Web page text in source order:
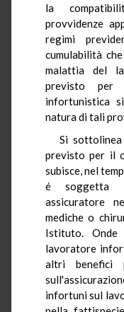
la
provvidenze
regimi
cumulabilità
malattia del
previsto
infortunistica
natura di tali
Si
previsto per il
subisce, nel
é soggetta
assicuratore
mediche o
Istituto.
lavoratore
altri benefici
infortuni sul